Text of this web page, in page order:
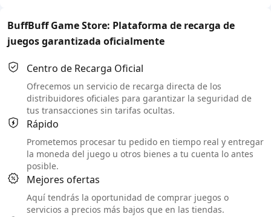
BuffBuff Game Store: Plataforma de recarga de
juegos garantizada oficialmente
Centro de Recarga Oficial
Ofrecemos un servicio de recarga directa de los
distribuidores oficiales para garantizar la seguridad de
tus transacciones sin tarifas ocultas.
Rápido
Prometemos procesar tu pedido en tiempo real y entregar
la moneda del juego u otros bienes a tu cuenta lo antes
posible.
Mejores ofertas
Aquí tendrás la oportunidad de comprar juegos o
servicios a precios más bajos que en las tiendas.